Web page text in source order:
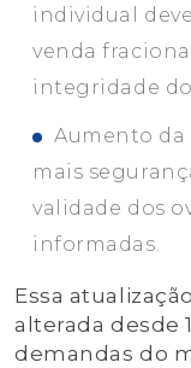
individual
venda
integridade
Aumento da
mais
validade dos
informadas.
Essa
alterada desde
demandas do